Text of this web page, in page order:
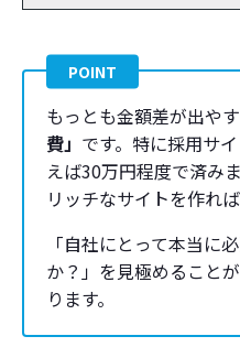
POINT
もっとも金額差が出や
費」 です。 特に採用サ
えば30万円程度で済み
リッチなサイトを作れ
「自社にとって本当に
か？」を見極めること
ります。